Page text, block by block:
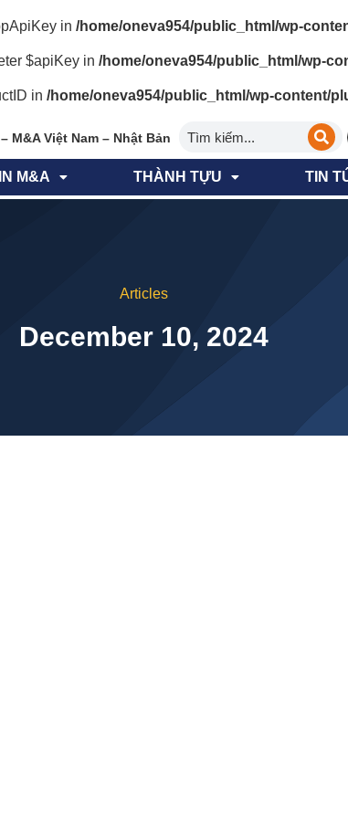
in /home/oneva954/public_html/wp-
$apiKey in /home/oneva954/public_html/wp-
in /home/oneva954/public_html/wp-content/
Việt Nam – Nhật Bản
M&A THÀNH TỰU TIN
Articles
December 10, 2024